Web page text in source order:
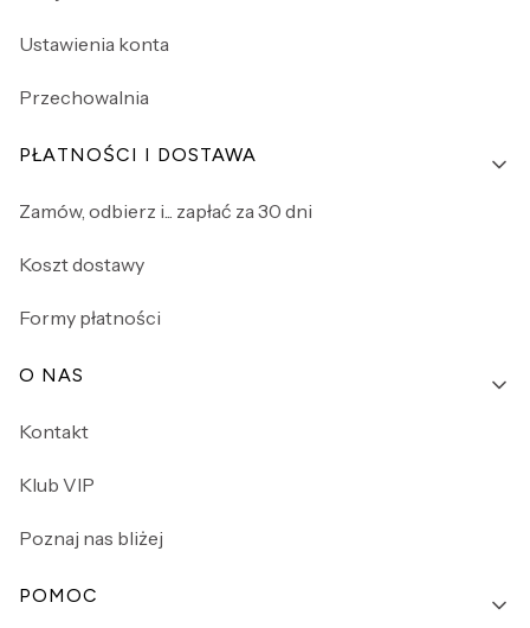
Ustawienia konta
Przechowalnia
PŁATNOŚCI I DOSTAWA
Zamów, odbierz i... zapłać za 30 dni
Koszt dostawy
Formy płatności
O NAS
Kontakt
Klub VIP
Poznaj nas bliżej
POMOC